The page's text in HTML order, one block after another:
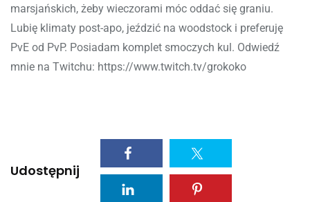
marsjańskich, żeby wieczorami móc oddać się graniu.
Lubię klimaty post-apo, jeździć na woodstock i preferuję
PvE od PvP. Posiadam komplet smoczych kul. Odwiedź
mnie na Twitchu: https://www.twitch.tv/grokoko
Udostępnij